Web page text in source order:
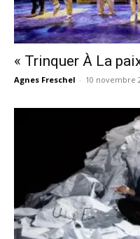
« Trinquer À La
Agnes Freschel - 10 novembre